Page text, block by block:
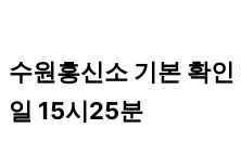
수원흥신소 기본 확
일 15시25분